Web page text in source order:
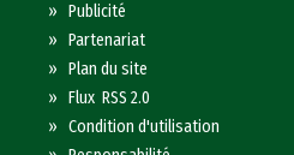
»Publicité
»Partenariat
»Plan du site
»Flux RSS 2.0
»Condition d'utilisation